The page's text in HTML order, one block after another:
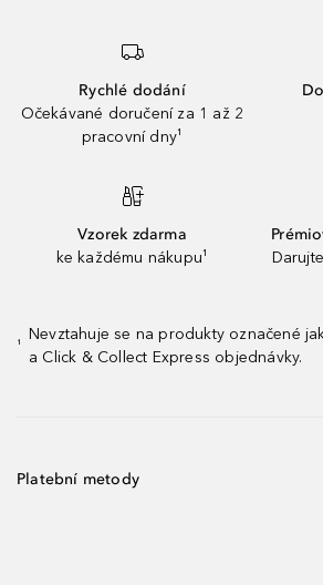
Rychlé dodání
Očekávané doručení za 1 až 2
pracovní dny¹
Vzorek zdarma
ke každému nákupu¹
¹
Nevztahuje se na produkty označené
a Click & Collect Express objednávky.
Platební metody